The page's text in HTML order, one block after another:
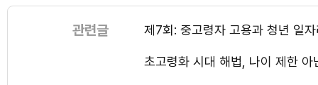
관련글 제7회: 중고령자 고용과 청년 일
초고령화 시대 해법, 나이 제한 아